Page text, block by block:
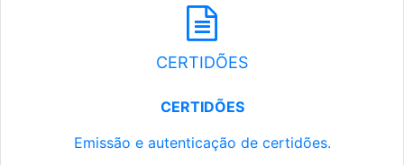
CERTIDÕES
CERTIDÕES
Emissão e autenticação de certidões.